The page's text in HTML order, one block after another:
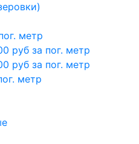
метр
руб за пог. метр
руб за пог. метр
метр